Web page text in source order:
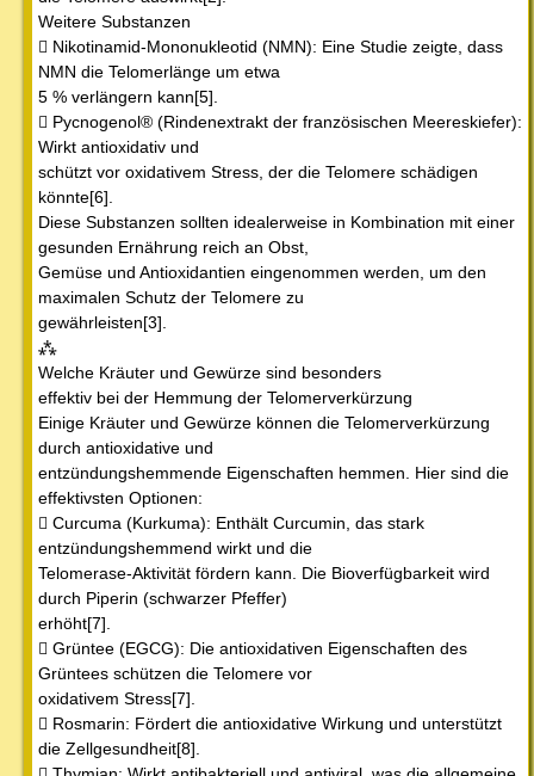
Weitere Substanzen
 Nikotinamid-Mononukleotid (NMN): Eine Studie zeigte, dass
NMN die Telomerlänge um etwa
5 % verlängern kann[5].
 Pycnogenol® (Rindenextrakt der französischen Meereskiefer):
Wirkt antioxidativ und
schützt vor oxidativem Stress, der die Telomere schädigen
könnte[6].
Diese Substanzen sollten idealerweise in Kombination mit einer
gesunden Ernährung reich an Obst,
Gemüse und Antioxidantien eingenommen werden, um den
maximalen Schutz der Telomere zu
gewährleisten[3].
⁂
Welche Kräuter und Gewürze sind besonders
effektiv bei der Hemmung der Telomerverkürzung
Einige Kräuter und Gewürze können die Telomerverkürzung
durch antioxidative und
entzündungshemmende Eigenschaften hemmen. Hier sind die
effektivsten Optionen:
 Curcuma (Kurkuma): Enthält Curcumin, das stark
entzündungshemmend wirkt und die
Telomerase-Aktivität fördern kann. Die Bioverfügbarkeit wird
durch Piperin (schwarzer Pfeffer)
erhöht[7].
 Grüntee (EGCG): Die antioxidativen Eigenschaften des
Grüntees schützen die Telomere vor
oxidativem Stress[7].
 Rosmarin: Fördert die antioxidative Wirkung und unterstützt
die Zellgesundheit[8].